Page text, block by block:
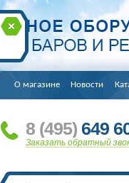
О магазине Новости
8 (495) 649
Заказать обратный